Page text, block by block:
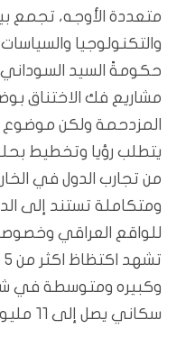
متعددة الأوجه، تجمع
والتكنولوجيا
حكومةً السيد
مشاريع فك الاختناق
المزدحمة ولكن موضوع
يتطلب رؤيا وتخطيط
من تجارب الدول في
ومتكاملة تستند إلى
للواقع العراقي
وكبيره ومتوسطة في
سكاني يصل إلى ١١ مليون مواطن .